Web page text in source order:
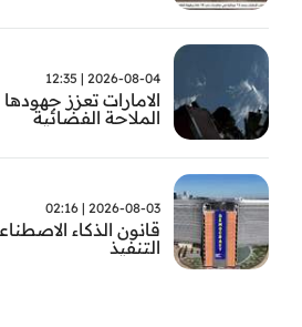
2026-08-04 | 12:35
الامارات تعزز
الملاحة الفضائية
2026-08-03 | 02:16
قانون الذكاء
التنفيذ